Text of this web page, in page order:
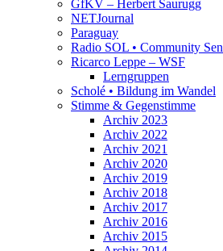
GfKV – Herbert Saurugg
NETJournal
Paraguay
Radio SOL • Community
Ricarco Leppe – WSF
Lerngruppen
Scholé • Bildung im Wandel
Stimme & Gegenstimme
Archiv 2023
Archiv 2022
Archiv 2021
Archiv 2020
Archiv 2019
Archiv 2018
Archiv 2017
Archiv 2016
Archiv 2015